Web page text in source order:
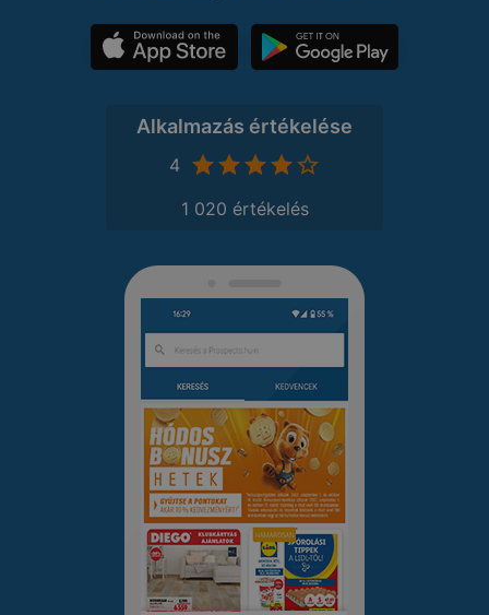
Alkalmazás értékelése
4
1 020 értékelés